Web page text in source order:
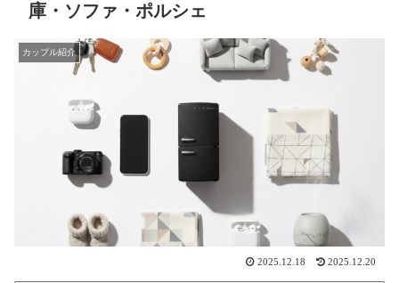
庫・ソファ・ポルシェ
カップル紹介
2025.12.18 2025.12.20